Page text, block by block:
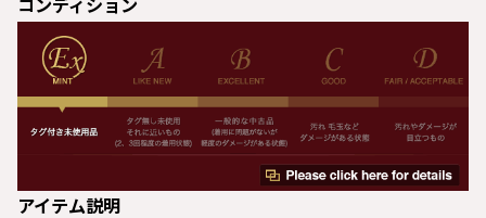
コンディション
アイテム説明